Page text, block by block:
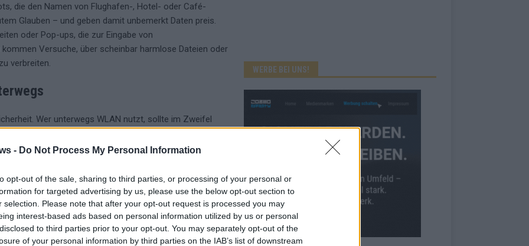
- Do Not Process My Personal Information
opt-out of the sale, sharing to third parties, or processing of your personal or
for targeted advertising by us, please use the below opt-out section to
selection. Please note that after your opt-out request is processed you may
interest-based ads based on personal information utilized by us or personal
to third parties prior to your opt-out. You may separately opt-out of the
of your personal information by third parties on the IAB’s list of downstream
die den Namen von Flughafen-, Hotel- oder Café-
Glauben – und geben damit unbemerkt Daten preis.
oder Pop-ups, die zur Eingabe von
Versuche, über scheinbar harmlose Dateien oder
verbreiten.
Wer unterwegs WLAN nutzt, sollte im Zweifel
offiziell ist – besonders wenn mehrere WLAN-
auf die Adressleiste: Nur Websites mit HTTPS-
Onlinebanking oder andere sensible Vorgänge
die Verbindung über ein VPN abzusichern.
oder die automatische Netzwerkerkennung in
Apps oder Plugins, die angeblich für den Zugang
nicht installiert werden.
WERBE BEI UNS!